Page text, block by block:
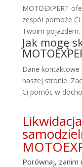
MOTOEXPERT
zespół pomoże
Twoim pojazdem.
Jak mogę
Dane kontaktowe
naszej stronie.
Ci pomóc w
Porównaj, zanim